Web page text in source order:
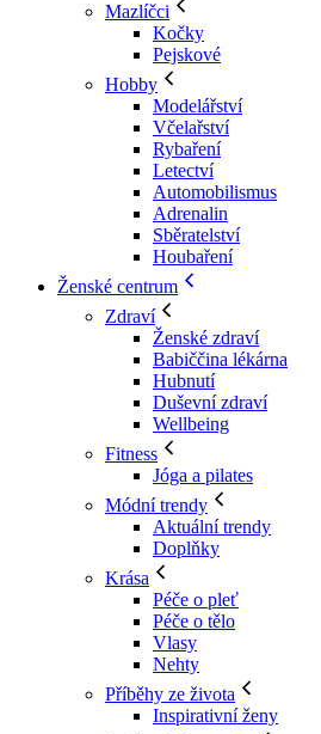
Mazlíčci
Kočky
Pejskové
Hobby
Modelářství
Včelařství
Rybaření
Letectví
Automobilismus
Adrenalin
Sběratelství
Houbaření
Ženské centrum
Zdraví
Ženské zdraví
Babiččina lékárna
Hubnutí
Duševní zdraví
Wellbeing
Fitness
Jóga a pilates
Módní trendy
Aktuální trendy
Doplňky
Krása
Péče o pleť
Péče o tělo
Vlasy
Nehty
Příběhy ze života
Inspirativní ženy